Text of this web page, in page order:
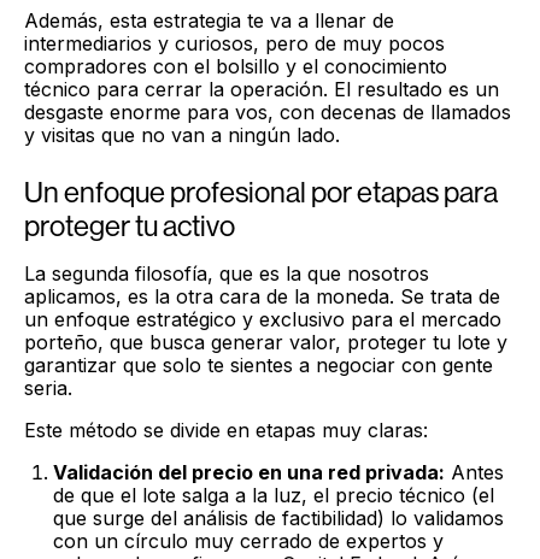
Además, esta estrategia te va a llenar de
intermediarios y curiosos, pero de muy pocos
compradores con el bolsillo y el conocimiento
técnico para cerrar la operación. El resultado es un
desgaste enorme para vos, con decenas de llamados
y visitas que no van a ningún lado.
Un enfoque profesional por etapas para
proteger tu activo
La segunda filosofía, que es la que nosotros
aplicamos, es la otra cara de la moneda. Se trata de
un enfoque estratégico y exclusivo para el mercado
porteño, que busca generar valor, proteger tu lote y
garantizar que solo te sientes a negociar con gente
seria.
Este método se divide en etapas muy claras:
Validación del precio en una red privada: Antes
de que el lote salga a la luz, el precio técnico (el
que surge del análisis de factibilidad) lo validamos
con un círculo muy cerrado de expertos y